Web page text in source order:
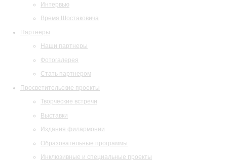
Интервью
Время Шостаковича
Партнеры
Наши партнеры
Фотогалерея
Стать партнером
Просветительские проекты
Творческие встречи
Выставки
Издания филармонии
Образовательные программы
Инклюзивные и специальные проекты